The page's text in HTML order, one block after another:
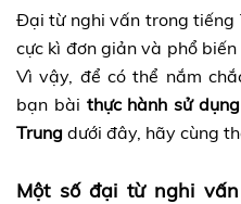
Đại từ nghi vấn trong tiếng
cực kì đơn giản và phổ
Vì vậy, để có thể nắm
bạn bài thực hành sử
Trung dưới đây, hãy cùng
Một số đại từ nghi